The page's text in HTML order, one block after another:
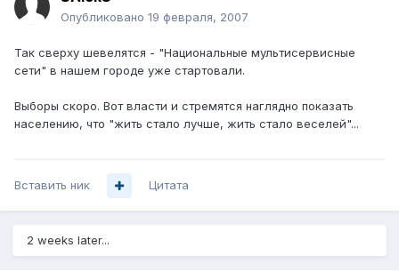
Опубликовано 19 февраля, 2007
Так сверху шевелятся - "Национальные мультисервисные
сети" в нашем городе уже стартовали.
Выборы скоро. Вот власти и стремятся наглядно показать
населению, что "жить стало лучше, жить стало веселей"...
Вставить ник Цитата
2 weeks later...